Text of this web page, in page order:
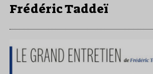
Frédéric Taddeï